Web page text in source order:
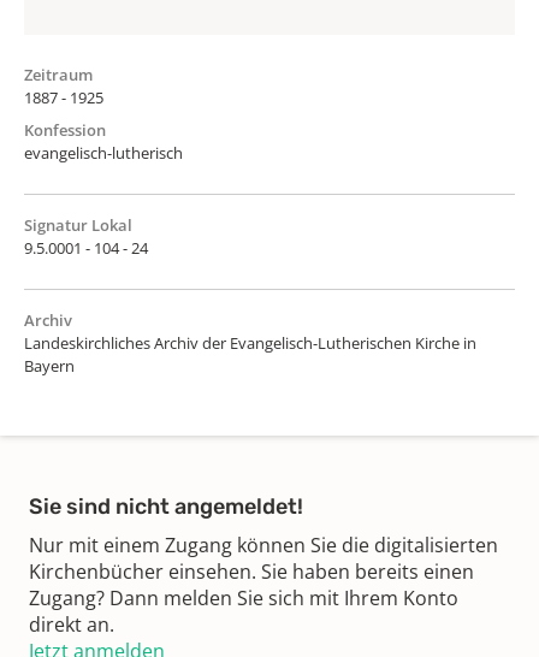
Zeitraum
1887 - 1925
Konfession
evangelisch-lutherisch
Signatur Lokal
9.5.0001 - 104 - 24
Archiv
Landeskirchliches Archiv der Evangelisch-Lutherischen Kirche in
Bayern
Sie sind nicht angemeldet!
Nur mit einem Zugang können Sie die digitalisierten
Kirchenbücher einsehen. Sie haben bereits einen
Zugang? Dann melden Sie sich mit Ihrem Konto
direkt an.
Jetzt anmelden